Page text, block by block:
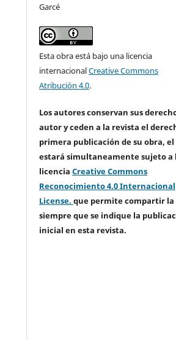
Garcé
Esta obra está bajo una licencia
internacionalCreative Commons
Atribución 4.0.
Los autores conservan sus
autor y ceden a la revista el
primera publicación de su obra, el
estará simultaneamente sujeto a
licenciaCreative Commons
Reconocimiento 4.0 Internacional
License.que permite compartir la
siempre que se indique la
inicial en esta revista.